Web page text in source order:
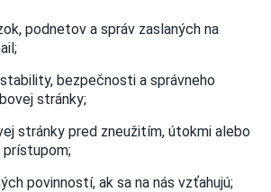
podnetov a správ zaslaných na
bezpečnosti a správneho
stránky;
stránky pred zneužitím, útokmi alebo
prístupom;
povinností, ak sa na nás vzťahujú;